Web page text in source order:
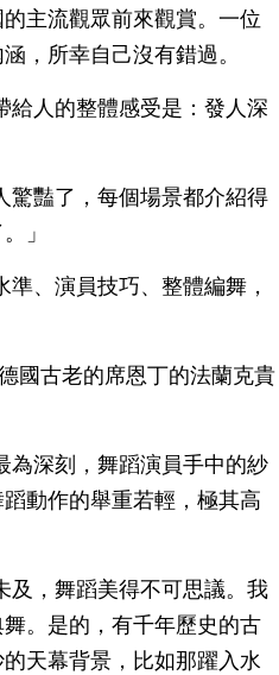
主流觀眾前來觀賞。一位
，所幸自己沒有錯過。
給人的整體感受是：發人深
驚豔了，每個場景都介紹得
」
、演員技巧、整體編舞，
國古老的席恩丁的法蘭克貴
為深刻，舞蹈演員手中的紗
動作的舉重若輕，極其高
及，舞蹈美得不可思議。我
。是的，有千年歷史的古
天幕背景，比如那躍入水